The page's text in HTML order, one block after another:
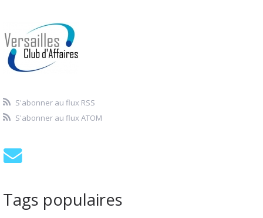
S'abonner au flux RSS
S'abonner au flux ATOM
Tags populaires